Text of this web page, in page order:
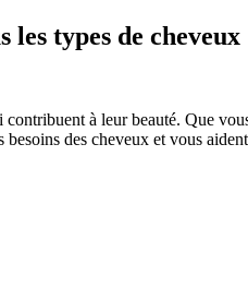
les types de cheveux
à leur beauté. Que
des cheveux et vous